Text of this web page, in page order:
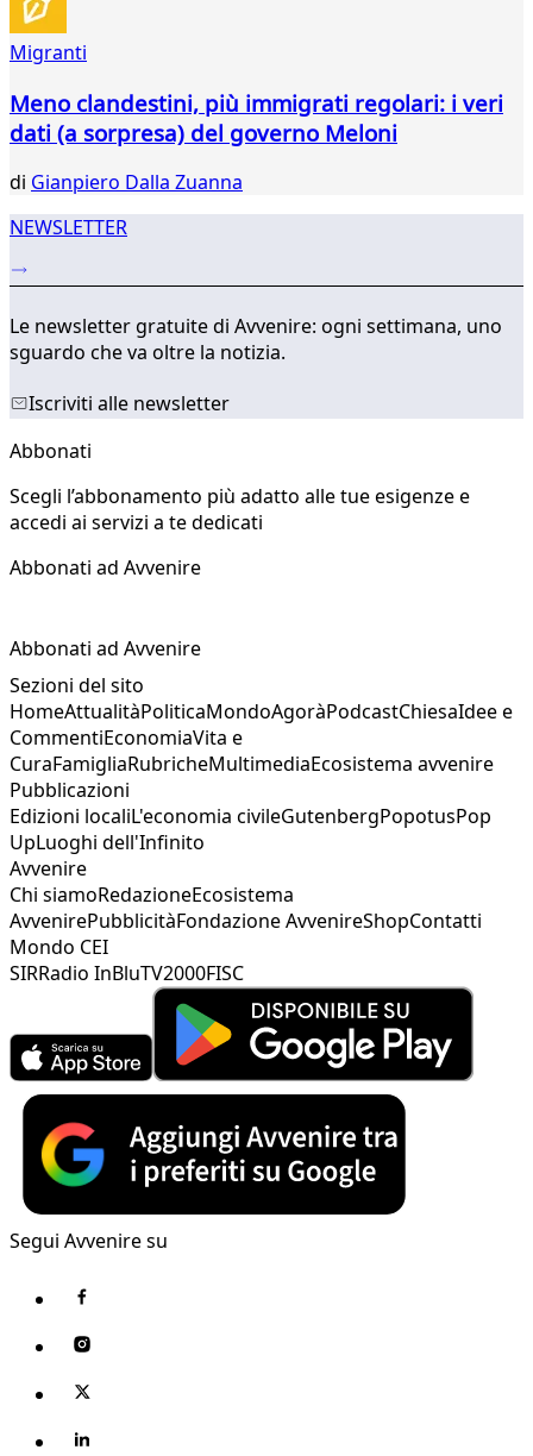
Migranti
Meno clandestini, più immigrati regolari: i veri
dati (a sorpresa) del governo Meloni
di Gianpiero Dalla Zuanna
NEWSLETTER
Le newsletter gratuite di Avvenire: ogni settimana, uno
sguardo che va oltre la notizia.
Iscriviti alle newsletter
Abbonati
Scegli l’abbonamento più adatto alle tue esigenze e
accedi ai servizi a te dedicati
Abbonati ad Avvenire
Abbonati ad Avvenire
Sezioni del sito
HomeAttualitàPoliticaMondoAgoràPodcastChiesaIdee e
CommentiEconomiaVita e
CuraFamigliaRubricheMultimediaEcosistema avvenire
Pubblicazioni
Edizioni localiL'economia civileGutenbergPopotusPop
UpLuoghi dell'Infinito
Avvenire
Chi siamoRedazioneEcosistema
AvvenirePubblicitàFondazione AvvenireShopContatti
Mondo CEI
SIRRadio InBluTV2000FISC
Segui Avvenire su